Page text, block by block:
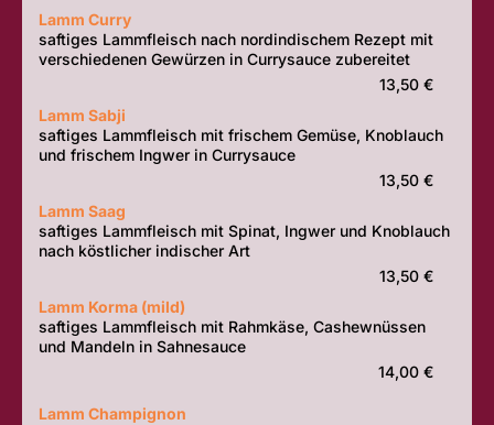
Lamm Curry
saftiges Lammfleisch nach nordindischem Rezept mit
verschiedenen Gewürzen in Currysauce zubereitet
13,50 €
Lamm Sabji
saftiges Lammfleisch mit frischem Gemüse, Knoblauch
und frischem Ingwer in Currysauce
13,50 €
Lamm Saag
saftiges Lammfleisch mit Spinat, Ingwer und Knoblauch
nach köstlicher indischer Art
13,50 €
Lamm Korma (mild)
saftiges Lammfleisch mit Rahmkäse, Cashewnüssen
und Mandeln in Sahnesauce
14,00 €
Lamm Champignon